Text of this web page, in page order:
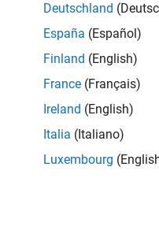
No
Deutschland
España (Español)
Finland (English)
France (Français)
Ireland (English)
Italia (Italiano)
Luxembourg